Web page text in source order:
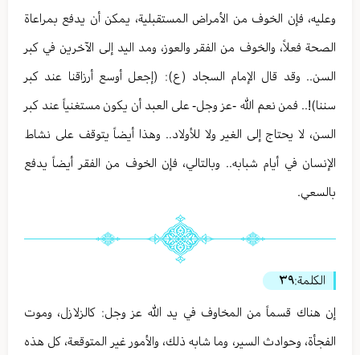
وعليه، فإن الخوف من الأمراض المستقبلية، يمكن أن يدفع بمراعاة
الصحة فعلاً، والخوف من الفقر والعوز، ومد اليد إلى الآخرين في كبر
السن.. وقد قال الإمام السجاد (ع): (إجعل أوسع أرزاقنا عند كبر
سننا)!.. فمن نعم الله -عز وجل- على العبد أن يكون مستغنياً عند كبر
السن، لا يحتاج إلى الغير ولا للأولاد.. وهذا أيضاً يتوقف على نشاط
الإنسان في أيام شبابه.. وبالتالي، فإن الخوف من الفقر أيضاً يدفع
بالسعي.
الكلمة:٣٩
إن هناك قسماً من المخاوف في يد الله عز وجل: كالزلازل، وموت
الفجأة، وحوادث السير، وما شابه ذلك، والأمور غير المتوقعة، كل هذه